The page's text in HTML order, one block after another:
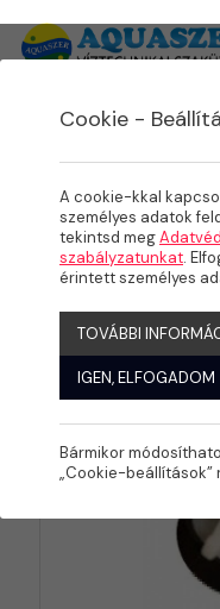
KATEGÓRIÁK
Cookie -
A cookie-kkal
személyes adatok
tekintsd meg
szabályzatunkat.
érintett személyes
TOVÁBBI
IGEN, ELFOGADOM
Bármikor
„Cookie-beállítások”